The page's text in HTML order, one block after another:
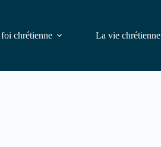
chrétienne La vie chrétienne